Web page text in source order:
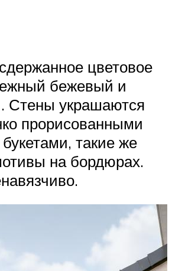
цветовое
бежевый и
Стены украшаются
прорисованными
такие же
на бордюрах.